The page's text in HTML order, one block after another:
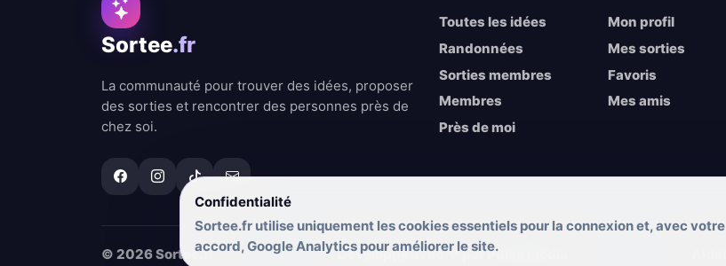
Sortee.fr
La communauté pour trouver des idées, proposer
des sorties et rencontrer des personnes près de
chez soi.
Toutes les idées
Randonnées
Sorties membres
Membres
Près de moi
Mon profil
Mes sorties
Favoris
Mes amis
© 2026 Sortee.fr Développé avec♥par Pulse Media
Confidentialité
Sortee.fr utilise uniquement les cookies essentiels pour la connexion et, avec votre
accord, Google Analytics pour améliorer le site.